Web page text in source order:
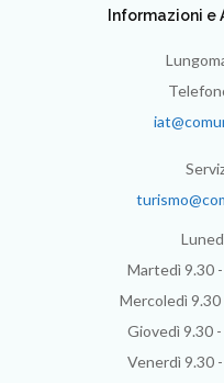
Informazioni
Martedì 9.30
Mercoledì
Giovedì 9.30
Venerdì 9.30